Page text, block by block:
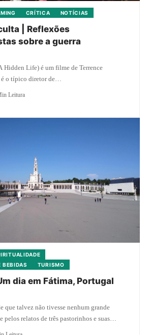
CRÍTICA NOTÍCIAS
| Reflexões
sobre a guerra
Hidden Life) é um filme de Terrence
o típico diretor de…
Leitura
BEBIDAS
TURISMO
dia em Fátima, Portugal
que talvez não tivesse nenhum grande
pelos relatos de três pastorinhos e suas…